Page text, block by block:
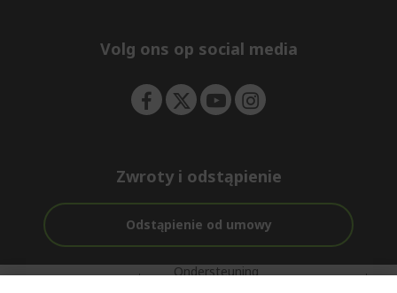
e
Volg ons op social media
Zwroty i odstąpienie
Odstąpienie od umowy
Gratis
Ondersteuning
Met 0%